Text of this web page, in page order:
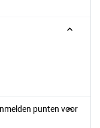
punten voor